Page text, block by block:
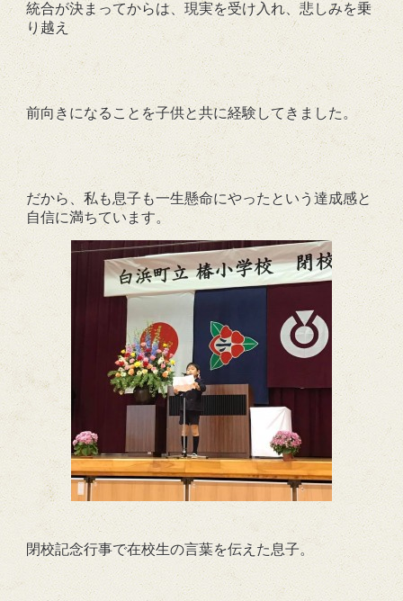
統合が決まってからは、現実を受け入れ、悲しみを乗
り越え
前向きになることを子供と共に経験してきました。
だから、私も息子も一生懸命にやったという達成感と
自信に満ちています。
閉校記念行事で在校生の言葉を伝えた息子。